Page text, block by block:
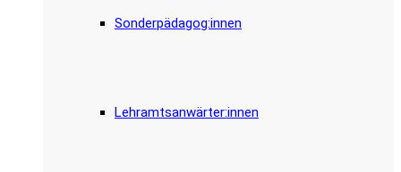
Sonderpädagog:innen
Lehramtsanwärter:innen